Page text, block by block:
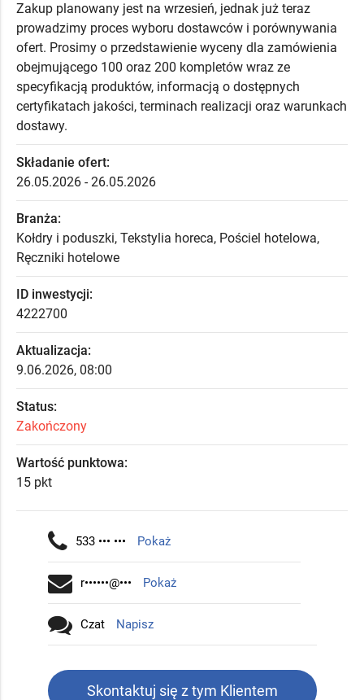
Zakup planowany jest na wrzesień, jednak już teraz
prowadzimy proces wyboru dostawców i porównywania
ofert. Prosimy o przedstawienie wyceny dla zamówienia
obejmującego 100 oraz 200 kompletów wraz ze
specyfikacją produktów, informacją o dostępnych
certyfikatach jakości, terminach realizacji oraz warunkach
dostawy.
Składanie ofert:
26.05.2026 - 26.05.2026
Branża:
Kołdry i poduszki, Tekstylia horeca, Pościel hotelowa,
Ręczniki hotelowe
ID inwestycji:
4222700
Aktualizacja:
9.06.2026, 08:00
Status:
Zakończony
Wartość punktowa:
15 pkt
533 ••• ••• Pokaż
r••••••@••• Pokaż
Czat Napisz
Skontaktuj się z tym Klientem